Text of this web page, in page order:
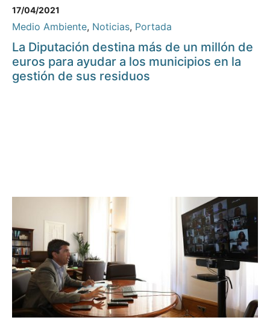
17/04/2021
Medio Ambiente, Noticias, Portada
La Diputación destina más de un millón de
euros para ayudar a los municipios en la
gestión de sus residuos